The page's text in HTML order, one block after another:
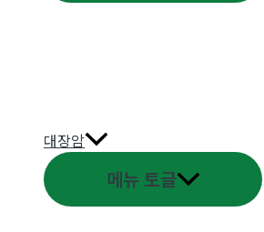
대장암
메뉴 토글